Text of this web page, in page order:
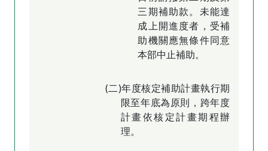
三期補助款。未能達
成上開進度者，受補
助機關應無條件同意
本部中止補助。
(二)年度核定補助計畫執行期
限至年底為原則，跨年度
計畫依核定計畫期程辦
理。